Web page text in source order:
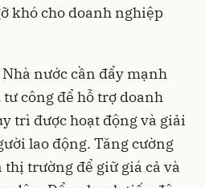
khó cho doanh nghiệp
nước cần đẩy mạnh
công để hỗ trợ doanh
trì được hoạt động và giải
lao động. Tăng cường
trường để giữ giá cả và